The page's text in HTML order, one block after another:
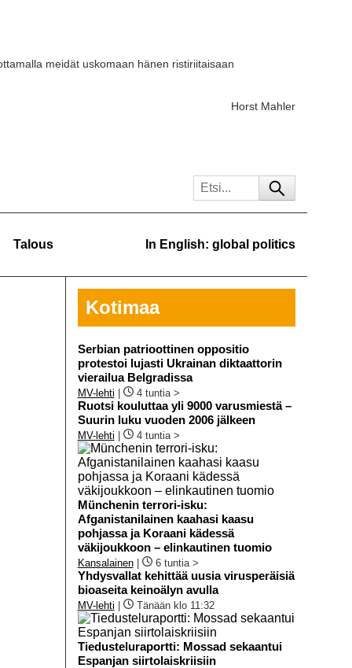
meidät uskomaan hänen ristiriitaisaan
Horst Mahler
Talous In English: global politics
Kotimaa
Serbian patrioottinen oppositio
protestoi lujasti Ukrainan diktaattorin
vierailua Belgradissa
MV-lehti 4 tuntia >
Ruotsi kouluttaa yli 9000 varusmiestä –
Suurin luku vuoden 2006 jälkeen
MV-lehti 4 tuntia >
Münchenin terrori-isku:
Afganistanilainen kaahasi kaasu
pohjassa ja Koraani kädessä
väkijoukkoon – elinkautinen tuomio
Kansalainen| 6 tuntia >
Yhdysvallat kehittää uusia virusperäisiä
bioaseita keinoälyn avulla
MV-lehti Tänään klo 11:32
Tiedusteluraportti: Mossad sekaantui
Espanjan siirtolaiskriisiin